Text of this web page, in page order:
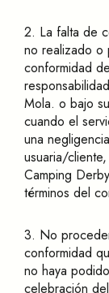
2. La falta de
no realizado o
conformidad
Mola. o bajo
cuando el
una
usuaria/
Camping
términos del
3. No
conformidad
no haya
celebración